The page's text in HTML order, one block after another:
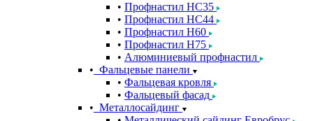
Профнастил НС35
Профнастил НС44
Профнастил Н60
Профнастил Н75
Алюминиевый профнастил
Фальцевые панели
Фальцевая кровля
Фальцевый фасад
Металлосайдинг